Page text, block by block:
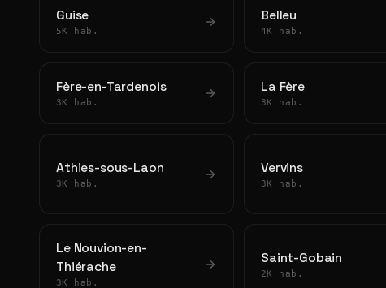
Guise
5K hab.
Belleu
4K hab.
Fère-en-Tardenois
3K hab.
La Fère
3K hab.
Athies-sous-Laon
3K hab.
Vervins
3K hab.
Le Nouvion-en-
Thiérache
3K hab.
Saint-Gobain
2K hab.